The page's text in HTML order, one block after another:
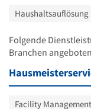
Haushaltsauflösung
Folgende
Branchen
Facility Management